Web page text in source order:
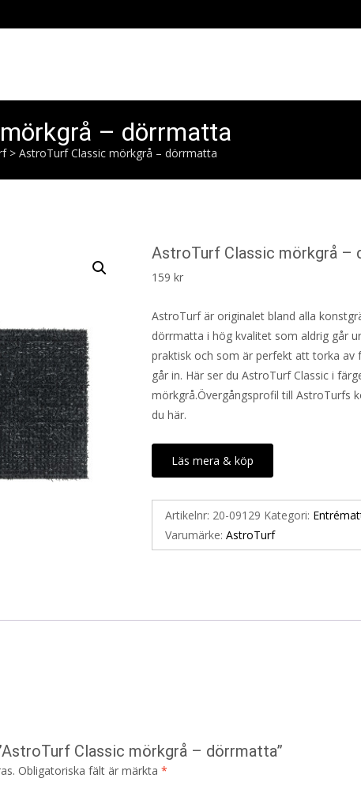
– dörrmatta
> AstroTurf Classic mörkgrå – dörrmatta
AstroTurf Classic mörkgrå –
159kr
AstroTurf är originalet bland alla
dörrmatta i hög kvalitet som aldrig går
praktisk och som är perfekt att torka av
går in. Här ser du AstroTurf Classic i
mörkgrå.Övergångsprofil till AstroTurfs
du här.
Läs mera & köp
Artikelnr: 20-09129 Kategori:
Varumärke:AstroTurf
Classic mörkgrå – dörrmatta”
Obligatoriska fält är märkta *